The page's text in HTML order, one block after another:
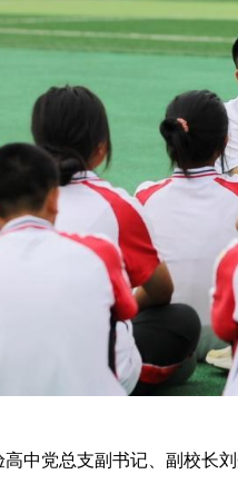
中党总支副书记、副校长